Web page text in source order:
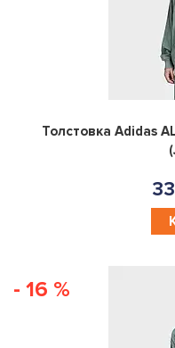
Толстовка Adidas
- 16 %